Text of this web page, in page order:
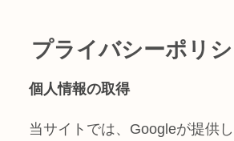
プライバシーポリ
個人情報の取得
当サイトでは、Googleが提供